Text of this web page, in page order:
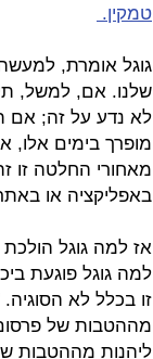
טמקין.
גוגל אומרת,
שלנו. אם, למשל,
לא נדע על זה; אם
מופרך בימים אלו,
מאחורי החלטה זו
באפליקציה או
אז למה גוגל
למה גוגל פוגעת
זו בכלל לא
מההטבות של
ליהנות מההטבות של